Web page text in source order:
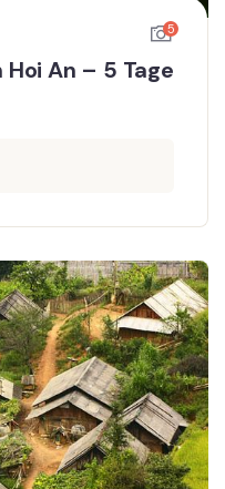
5
An – 5 Tage